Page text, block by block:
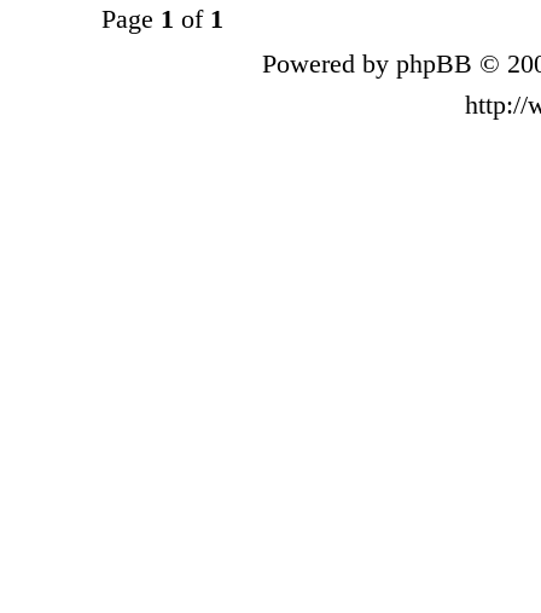
Page 1 of 1
Powered by phpBB ©
http://